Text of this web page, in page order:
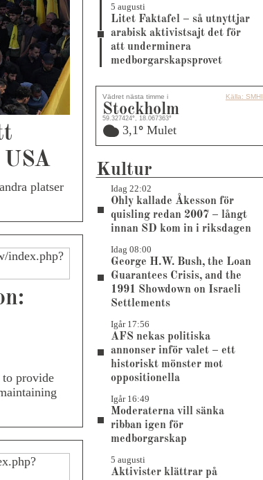
platser
to provide
5 augusti
Litet Faktafel – så utnyttjar
arabisk aktivistsajt det för
att underminera
medborgarskapsprovet
Vädret nästa timme i
Stockholm
59.327424° , 18.067363°
Källa: SMHI
3,1° Mulet
Kultur
Idag 22:02
Ohly kallade Åkesson för
quisling redan 2007 – långt
innan SD kom in i riksdagen
Idag 08:00
George H.W. Bush, the Loan
Guarantees Crisis, and the
1991 Showdown on Israeli
Settlements
Igår 17:56
AFS nekas politiska
annonser inför valet – ett
historiskt mönster mot
oppositionella
Igår 16:49
Moderaterna vill sänka
ribban igen för
medborgarskap
5 augusti
Aktivister klättrar på